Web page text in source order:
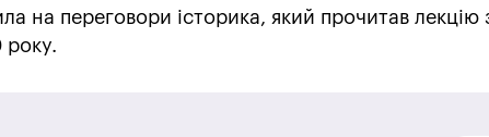
на переговори історика, який прочитав лекцію
року.